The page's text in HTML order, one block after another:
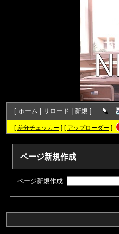
[ ホーム リロード 新規 ]
[差分チェッカー ] [ アップローダー ]
ページ新規作成
ページ新規作成: